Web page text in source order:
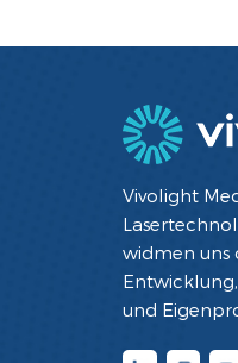
Vivolight
widmen uns
und